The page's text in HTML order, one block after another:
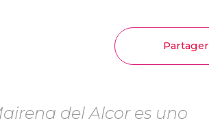
Partager
del Alcor es uno